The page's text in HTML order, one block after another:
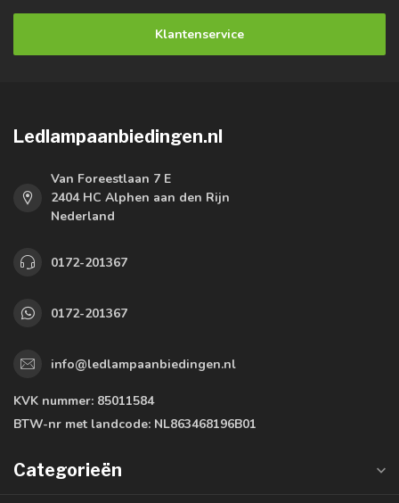
Klantenservice
Ledlampaanbiedingen.nl
Van Foreestlaan 7 E
2404 HC Alphen aan den Rijn
Nederland
0172-201367
0172-201367
info@ledlampaanbiedingen.nl
KVK nummer: 85011584
BTW-nr met landcode: NL863468196B01
Categorieën